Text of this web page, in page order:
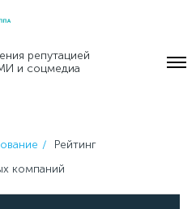
репутацией
и соцмедиа
Рейтинг
компаний